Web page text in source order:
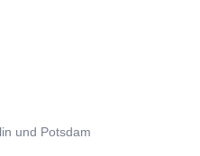
und Potsdam